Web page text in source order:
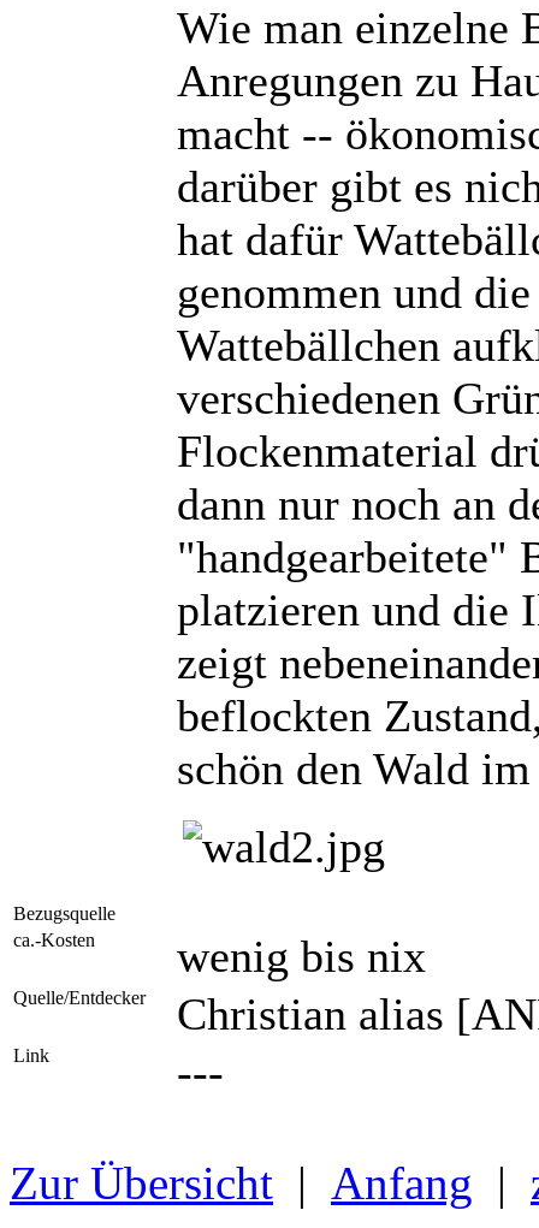
Wie man einzelne
Anregungen zu
macht --
darüber gibt es
hat dafür
genommen und
Wattebällchen
verschiedenen
Flockenmaterial
dann nur noch an
"handgearbeitete"
platzieren und die
zeigt
beflockten
schön den Wald
Bezugsquelle
ca.-Kosten
wenig bis nix
Quelle/Entdecker Christian alias
Link ---
Zur Übersicht | Anfang |